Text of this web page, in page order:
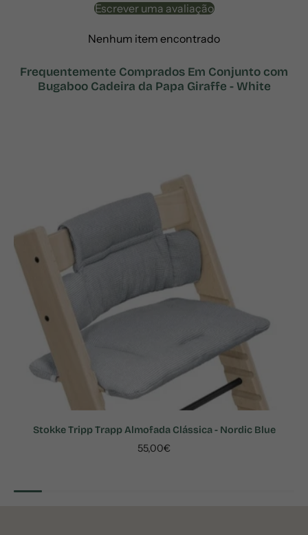
Escrever uma avaliação
Nenhum item encontrado
Frequentemente Comprados Em Conjunto com
Bugaboo Cadeira da Papa Giraffe - White
Stokke Tripp Trapp Almofada Clássica - Nordic Blue
55,00€